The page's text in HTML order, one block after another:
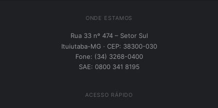
ONDE ESTAMOS
Rua 33 nº 474 – Setor Sul
Ituiutaba-MG · CEP: 38300-030
Fone: (34) 3268-0400
SAE: 0800 341 8195
ACESSO RÁPIDO